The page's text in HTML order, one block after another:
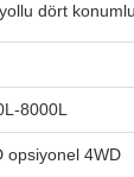
dört
8000L
opsiyonel 4WD